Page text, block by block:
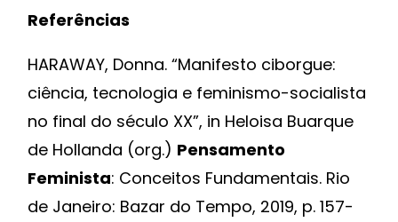
Referências
HARAWAY, Donna. “Manifesto ciborgue:
ciência, tecnologia e feminismo-socialista
no final do século XX”, in Heloisa Buarque
de Hollanda (org.) Pensamento
Feminista: Conceitos Fundamentais. Rio
de Janeiro: Bazar do Tempo, 2019, p. 157-